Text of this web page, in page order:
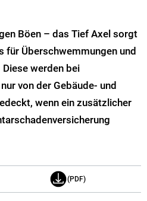
Böen – das Tief Axel sorgt
für Überschwemmungen und
werden bei
von der Gebäude- und
wenn ein zusätzlicher
(PDF)